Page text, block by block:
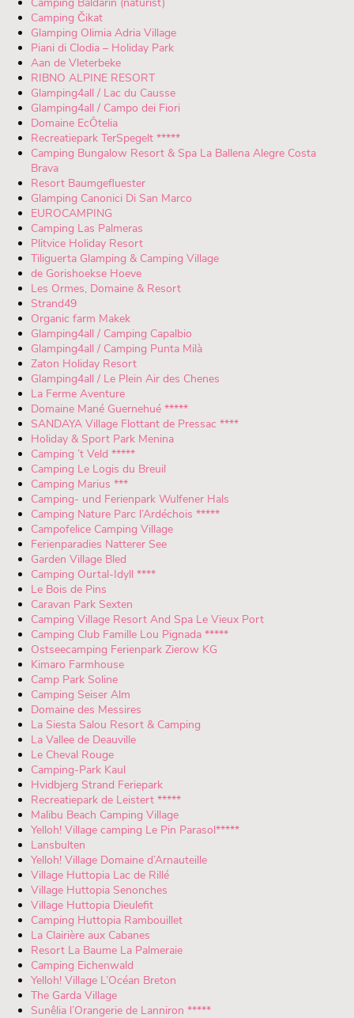
Camping Čikat
Glamping Olimia Adria Village
Piani di Clodia – Holiday Park
Aan de Vleterbeke
RIBNO ALPINE RESORT
Glamping4all / Lac du Causse
Glamping4all / Campo dei Fiori
Domaine EcÔtelia
Recreatiepark TerSpegelt *****
Camping Bungalow Resort & Spa La Ballena Alegre Costa
Brava
Resort Baumgefluester
Glamping Canonici Di San Marco
EUROCAMPING
Camping Las Palmeras
Plitvice Holiday Resort
Tiliguerta Glamping & Camping Village
de Gorishoekse Hoeve
Les Ormes, Domaine & Resort
Strand49
Organic farm Makek
Glamping4all / Camping Capalbio
Glamping4all / Camping Punta Milà
Zaton Holiday Resort
Glamping4all / Le Plein Air des Chenes
La Ferme Aventure
Domaine Mané Guernehué *****
SANDAYA Village Flottant de Pressac ****
Holiday & Sport Park Menina
Camping ’t Veld *****
Camping Le Logis du Breuil
Camping Marius ***
Camping- und Ferienpark Wulfener Hals
Camping Nature Parc l’Ardéchois *****
Campofelice Camping Village
Ferienparadies Natterer See
Garden Village Bled
Camping Ourtal-Idyll ****
Le Bois de Pins
Caravan Park Sexten
Camping Village Resort And Spa Le Vieux Port
Camping Club Famille Lou Pignada *****
Ostseecamping Ferienpark Zierow KG
Kimaro Farmhouse
Camp Park Soline
Camping Seiser Alm
Domaine des Messires
La Siesta Salou Resort & Camping
La Vallee de Deauville
Le Cheval Rouge
Camping-Park Kaul
Hvidbjerg Strand Feriepark
Recreatiepark de Leistert *****
Malibu Beach Camping Village
Yelloh! Village camping Le Pin Parasol*****
Lansbulten
Yelloh! Village Domaine d’Arnauteille
Village Huttopia Lac de Rillé
Village Huttopia Senonches
Village Huttopia Dieulefit
Camping Huttopia Rambouillet
La Clairière aux Cabanes
Resort La Baume La Palmeraie
Camping Eichenwald
Yelloh! Village L’Océan Breton
The Garda Village
Sunêlia l’Orangerie de Lanniron *****